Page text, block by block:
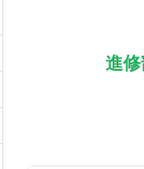
進修